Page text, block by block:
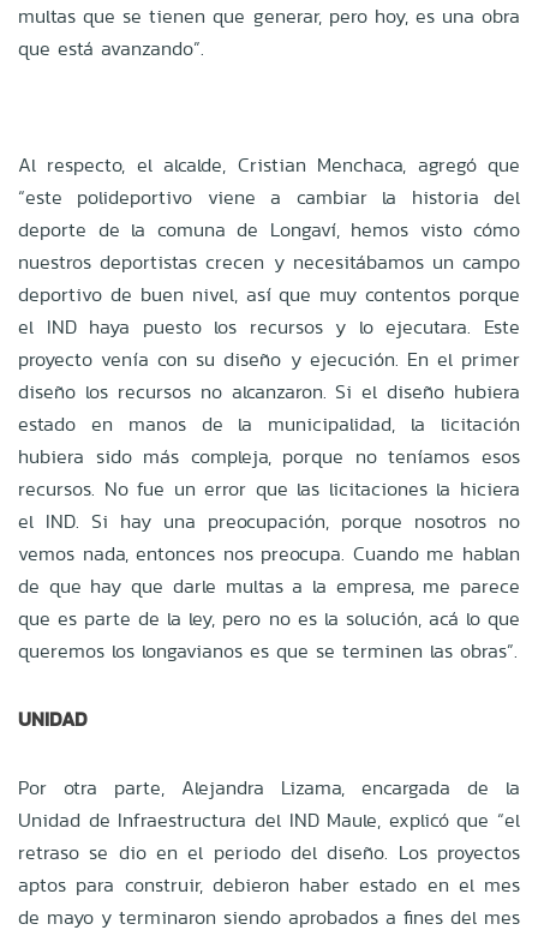
multas que se tienen que generar, pero hoy, es una obra
que está avanzando”.
Al respecto, el alcalde, Cristian Menchaca, agregó que
“este polideportivo viene a cambiar la historia del
deporte de la comuna de Longaví, hemos visto cómo
nuestros deportistas crecen y necesitábamos un campo
deportivo de buen nivel, así que muy contentos porque
el IND haya puesto los recursos y lo ejecutara. Este
proyecto venía con su diseño y ejecución. En el primer
diseño los recursos no alcanzaron. Si el diseño hubiera
estado en manos de la municipalidad, la licitación
hubiera sido más compleja, porque no teníamos esos
recursos. No fue un error que las licitaciones la hiciera
el IND. Si hay una preocupación, porque nosotros no
vemos nada, entonces nos preocupa. Cuando me hablan
de que hay que darle multas a la empresa, me parece
que es parte de la ley, pero no es la solución, acá lo que
queremos los longavianos es que se terminen las obras”.
UNIDAD
Por otra parte, Alejandra Lizama, encargada de la
Unidad de Infraestructura del IND Maule, explicó que “el
retraso se dio en el periodo del diseño. Los proyectos
aptos para construir, debieron haber estado en el mes
de mayo y terminaron siendo aprobados a fines del mes